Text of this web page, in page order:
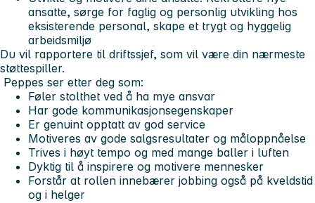
ansatte, sørge for faglig og personlig utvikling hos
eksisterende personal, skape et trygt og hyggelig
arbeidsmiljø
Du vil rapportere til driftssjef, som vil være din nærmeste
støttespiller.
Peppes ser etter deg som:
Føler stolthet ved å ha mye ansvar
Har gode kommunikasjonsegenskaper
Er genuint opptatt av god service
Motiveres av gode salgsresultater og måloppnåelse
Trives i høyt tempo og med mange baller i luften
Dyktig til å inspirere og motivere mennesker
Forstår at rollen innebærer jobbing også på kveldstid
og i helger